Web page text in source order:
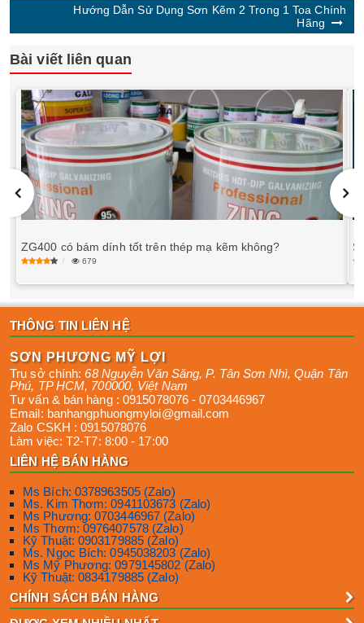
Hướng Dẫn Sử Dụng Sơn Kẽm 2 Trong 1 Toa Chính
Hãng
Bài viết liên quan
ZG400 có bám dính tốt trên thép mạ kẽm không?
679
THÔNG TIN LIÊN HỆ
SƠN PHƯƠNG MỸ LỢI
Trụ sở chính:68 Nguyễn Văn Săng, P. Tân Sơn Nhì,Quận Tân
Phú, TP HCM, 700000, Việt Nam
Tư vấn & bán hàng : 0915078076 -0703446967
Email: banhangphuongmyloi@gmail.com
Zalo CSKH :0915078076
Làm việc: T2-T7: 8:00 - 17:00
LIÊN HỆ BÁN HÀNG
Ms Bích: 0378963505 (Zalo)
Ms. Kim Thơm: 0941103673 (Zalo)
Ms Phương: 0703446967 (Zalo)
Ms Thơm: 0976407578 (Zalo)
Kỹ Thuật: 0903179885 (Zalo)
Ms. Ngọc Bích: 0945038203 (Zalo)
Ms Mỹ Phương: 0979145802 (Zalo)
Kỹ Thuật: 0834179885 (Zalo)
CHÍNH SÁCH BÁN HÀNG